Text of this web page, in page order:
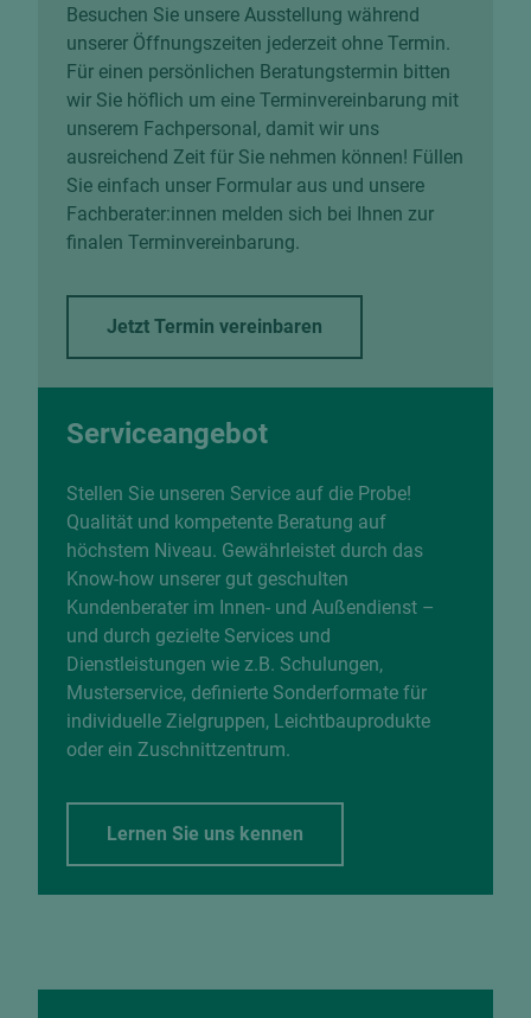
Besuchen Sie unsere Ausstellung während
unserer Öffnungszeiten jederzeit ohne Termin.
Für einen persönlichen Beratungstermin bitten
wir Sie höflich um eine Terminvereinbarung mit
unserem Fachpersonal, damit wir uns
ausreichend Zeit für Sie nehmen können! Füllen
Sie einfach unser Formular aus und unsere
Fachberater:innen melden sich bei Ihnen zur
finalen Terminvereinbarung.
Jetzt Termin vereinbaren
Serviceangebot
Stellen Sie unseren Service auf die Probe!
Qualität und kompetente Beratung auf
höchstem Niveau. Gewährleistet durch das
Know-how unserer gut geschulten
Kundenberater im Innen- und Außendienst –
und durch gezielte Services und
Dienstleistungen wie z.B. Schulungen,
Musterservice, definierte Sonderformate für
individuelle Zielgruppen, Leichtbauprodukte
oder ein Zuschnittzentrum.
Lernen Sie uns kennen